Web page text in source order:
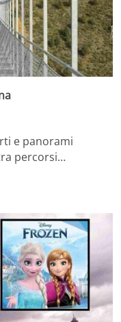
e panorami
percorsi…